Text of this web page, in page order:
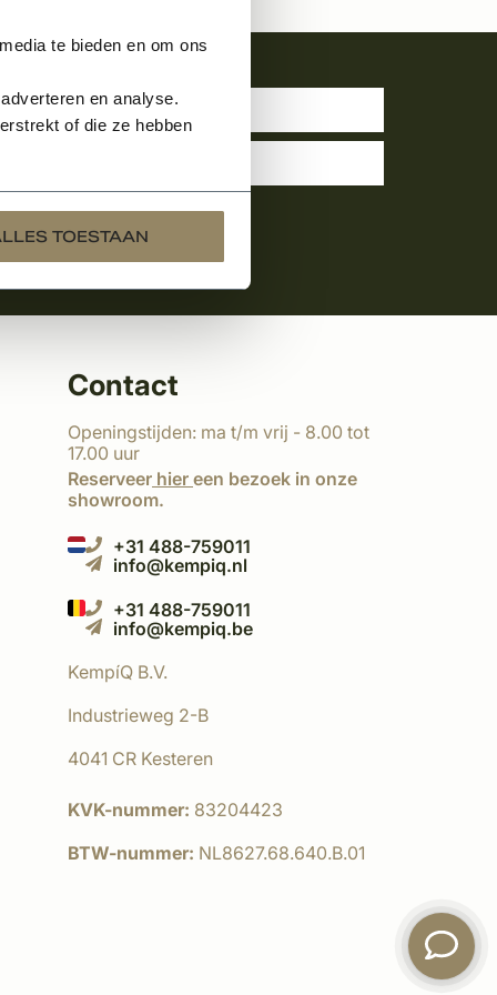
te bieden en om ons
en analyse.
of die ze hebben
TOESTAAN
Contact
Openingstijden: ma t/m vrij - 8.00 tot
17.00 uur
Reserveer hier een bezoek in onze
showroom.
+31 488-759011
info@kempiq.nl
+31 488-759011
info@kempiq.be
KempíQ B.V.
Industrieweg 2-B
4041 CR Kesteren
KVK-nummer: 83204423
BTW-nummer: NL8627.68.640.B.01